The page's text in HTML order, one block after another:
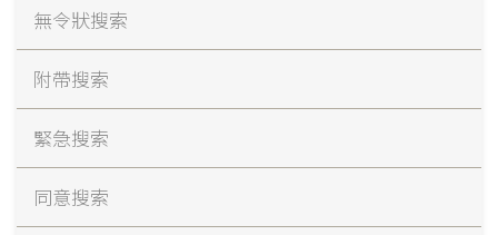
無令狀搜索
附帶搜索
緊急搜索
同意搜索